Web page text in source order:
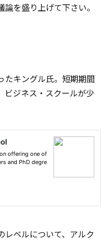
論を盛り上げて下さい。
たキングル氏。短期期間
ビジネス・スクールが少
レベルについて、アルク